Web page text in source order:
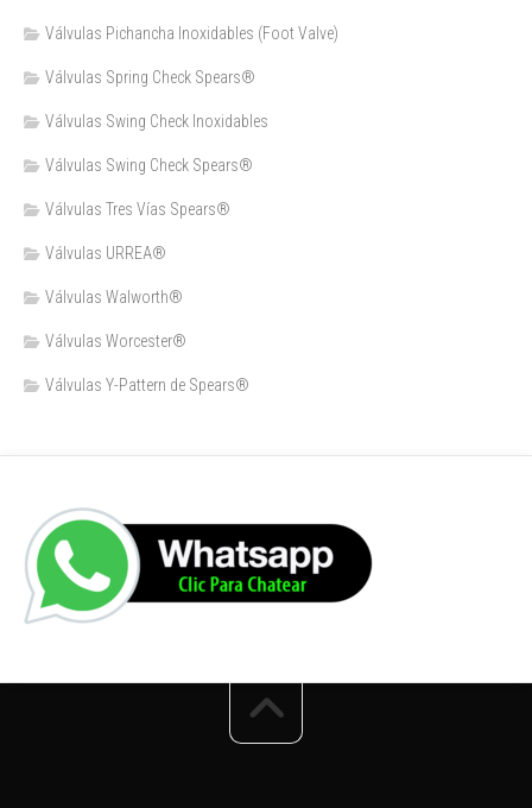
Válvulas Pichancha Inoxidables (Foot Valve)
Válvulas Spring Check Spears®
Válvulas Swing Check Inoxidables
Válvulas Swing Check Spears®
Válvulas Tres Vías Spears®
Válvulas URREA®
Válvulas Walworth®
Válvulas Worcester®
Válvulas Y-Pattern de Spears®️